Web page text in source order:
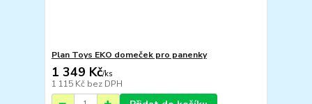
Plan Toys EKO domeček pro panenky
1 349 Kč/ks
1 115 Kč bez DPH